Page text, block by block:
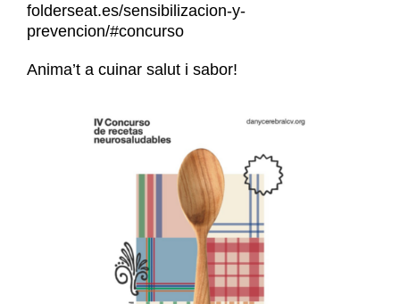
folderseat.es/sensibilizacion-y-
prevencion/#concurso
Anima’t a cuinar salut i sabor!